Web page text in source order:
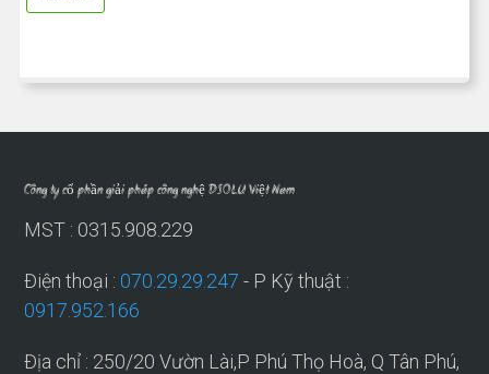
Công ty cổ phần giải pháp công nghệ DSOLU Việt Nam
MST : 0315.908.229
Điện thoại : 070.29.29.247 - P Kỹ thuật :
0917.952.166
Địa chỉ : 250/20 Vườn Lài,P Phú Thọ Hoà, Q Tân Phú,